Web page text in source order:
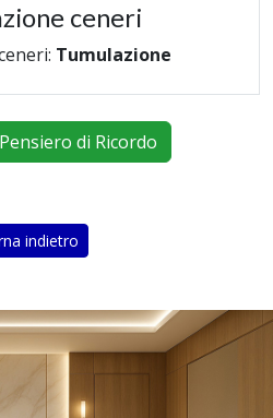
ceneri
Tumulazione
di Ricordo
indietro